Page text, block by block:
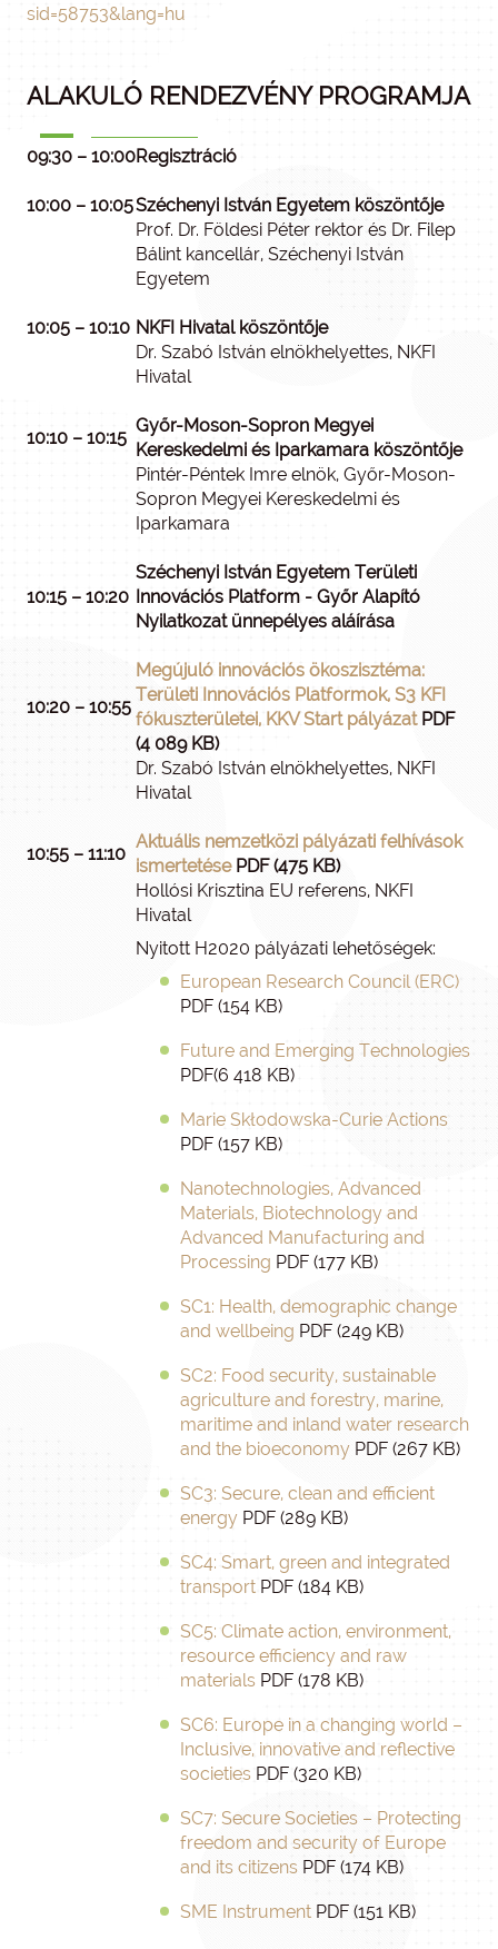
sid=58753&lang=hu
ALAKULÓ RENDEZVÉNY PROGRAMJA
09:30 – 10:00Regisztráció
10:00 – 10:05Széchenyi István Egyetem köszöntője
Prof. Dr. Földesi Péter rektor és Dr. Filep
Bálint kancellár, Széchenyi István
Egyetem
10:05 – 10:10 NKFI Hivatal köszöntője
Dr. Szabó István elnökhelyettes, NKFI
Hivatal
10:10 – 10:15
Győr-Moson-Sopron Megyei
Kereskedelmi és Iparkamara köszöntője
Pintér-Péntek Imre elnök, Győr-Moson-
Sopron Megyei Kereskedelmi és
Iparkamara
10:15 – 10:20
Széchenyi István Egyetem Területi
Innovációs Platform - Győr Alapító
Nyilatkozat ünnepélyes aláírása
10:20 – 10:55
Megújuló innovációs ökoszisztéma:
Területi Innovációs Platformok, S3 KFI
fókuszterületei, KKV Start pályázatPDF
(4 089 KB)
Dr. Szabó István elnökhelyettes, NKFI
Hivatal
10:55 – 11:10
Aktuális nemzetközi pályázati felhívások
ismertetésePDF (475 KB)
Hollósi Krisztina EU referens, NKFI
Hivatal
Nyitott H2020 pályázati lehetőségek:
European Research Council (ERC)
PDF (154 KB)
Future and Emerging Technologies
PDF(6 418 KB)
Marie Skłodowska-Curie Actions
PDF (157 KB)
Nanotechnologies, Advanced
Materials, Biotechnology and
Advanced Manufacturing and
Processing PDF (177 KB)
SC1: Health, demographic change
and wellbeing PDF (249 KB)
SC2: Food security, sustainable
agriculture and forestry, marine,
maritime and inland water research
and the bioeconomy PDF (267 KB)
SC3: Secure, clean and efficient
energy PDF (289 KB)
SC4: Smart, green and integrated
transport PDF (184 KB)
SC5: Climate action, environment,
resource efficiency and raw
materials PDF (178 KB)
SC6: Europe in a changing world –
Inclusive, innovative and reflective
societies PDF (320 KB)
SC7: Secure Societies – Protecting
freedom and security of Europe
and its citizens PDF (174 KB)
SME Instrument PDF (151 KB)